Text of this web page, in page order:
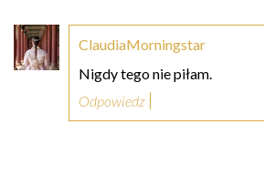
ClaudiaMorningstar
Nigdy tego nie piłam.
Odpowiedz